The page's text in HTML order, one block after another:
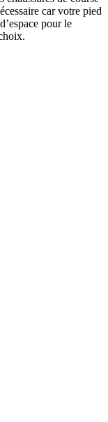
car votre pied
pour le